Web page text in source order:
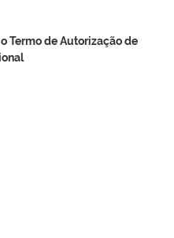
Termo de Autorização de